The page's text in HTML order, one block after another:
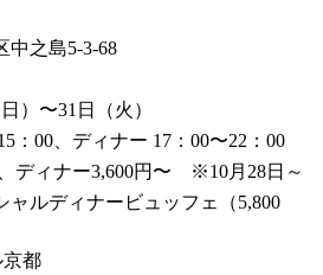
中之島5-3-68
）〜31日（火）
：00、ディナー 17：00〜22：00
ディナー3,600円〜 ※10月28日～
ャルディナービュッフェ（5,800
都